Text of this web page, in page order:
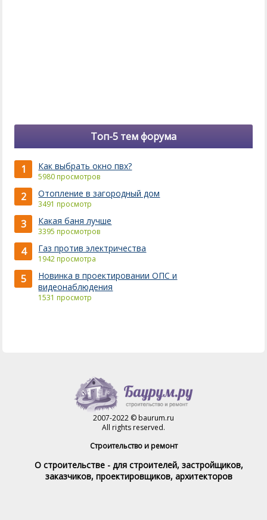
Топ-5 тем форума
1 Как выбрать окно пвх?
5980 просмотров
2 Отопление в загородный дом
3491 просмотр
3 Какая баня лучше
3395 просмотров
4 Газ против электричества
1942 просмотра
5
Новинка в проектировании ОПС и
видеонаблюдения
1531 просмотр
2007-2022 © baurum.ru
All rights reserved.
Строительство и ремонт
О строительстве - для строителей, застройщиков,
заказчиков, проектировщиков, архитекторов